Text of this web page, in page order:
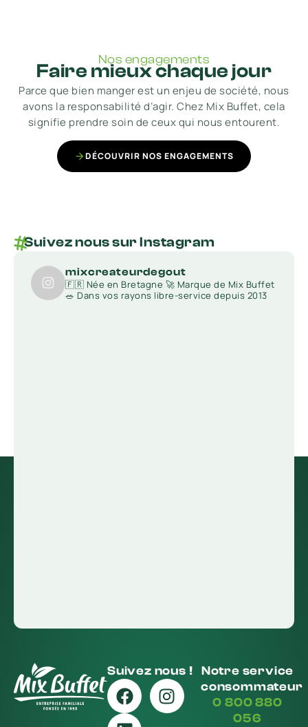
Nos engagements
Faire mieux chaque jour
Parce que bien manger est un enjeu de société, nous
avons la responsabilité d’agir. Chez Mix Buffet, cela
signifie prendre soin de ceux qui nous entourent.
DÉCOUVRIR NOS ENGAGEMENTS
Suivez nous sur Instagram
mixcreateurdegout
🇫🇷 Née en Bretagne 🚀 Marque de Mix Buffet
🥗 Dans vos rayons libre-service depuis 2013
Suivez nous !
Notre service
consommateur
0 800 880
056